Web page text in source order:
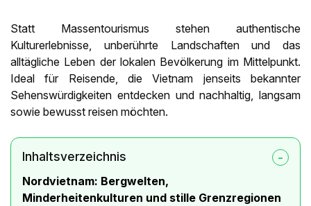
Statt Massentourismus stehen authentische
Kulturerlebnisse, unberührte Landschaften und das
alltägliche Leben der lokalen Bevölkerung im Mittelpunkt.
Ideal für Reisende, die Vietnam jenseits bekannter
Sehenswürdigkeiten entdecken und nachhaltig, langsam
sowie bewusst reisen möchten.
Inhaltsverzeichnis
Nordvietnam: Bergwelten,
Minderheitenkulturen und stille Grenzregionen